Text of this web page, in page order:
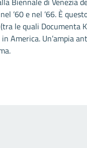
’60 e nel ’66. È
le quali Documenta
America. Un’ampia